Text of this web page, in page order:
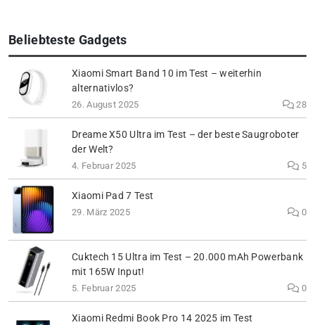
Beliebteste Gadgets
Xiaomi Smart Band 10 im Test – weiterhin
alternativlos?
26. August 2025 28
Dreame X50 Ultra im Test – der beste Saugroboter
der Welt?
4. Februar 2025 5
Xiaomi Pad 7 Test
29. März 2025 0
Cuktech 15 Ultra im Test – 20.000 mAh Powerbank
mit 165W Input!
5. Februar 2025 0
Xiaomi Redmi Book Pro 14 2025 im Test